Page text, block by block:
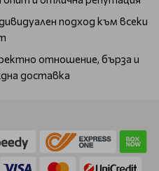
подход към всеки
отношение, бърза и
доставка